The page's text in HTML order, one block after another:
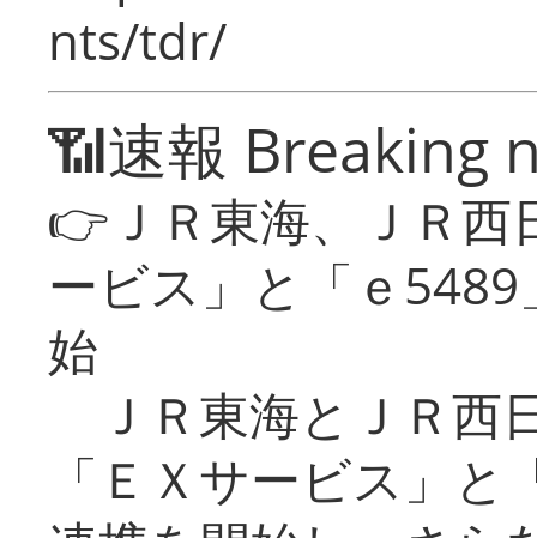
nts/tdr/
📶速報 Breaking
👉ＪＲ東海、ＪＲ
ービス」と「ｅ
始
ＪＲ東海とＪＲ西
「ＥＸサービス」